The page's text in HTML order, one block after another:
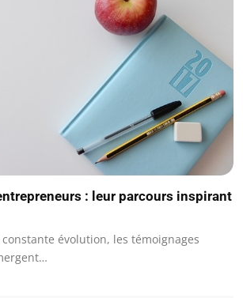
: leur parcours inspirant
évolution, les témoignages